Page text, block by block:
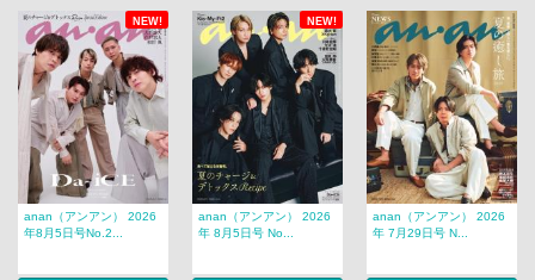
NEW! NEW!
anan（アンアン） 2026
年8月5日号No.2...
anan（アンアン） 2026
年 8月5日号 No...
anan（アンアン） 2026
年 7月29日号 N...